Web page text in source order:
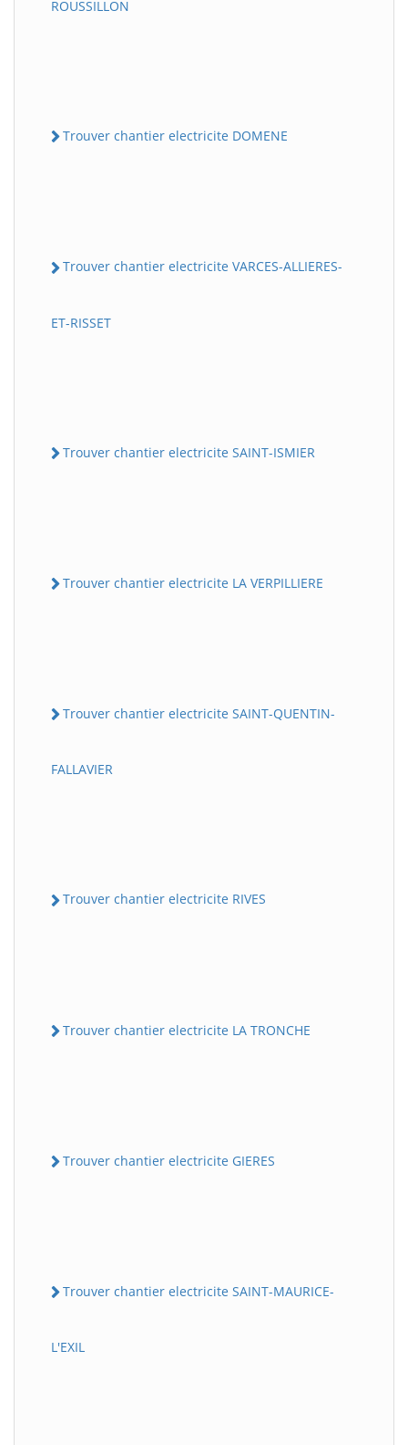
ROUSSILLON
Trouver chantier electricite DOMENE
Trouver chantier electricite VARCES-ALLIERES-
ET-RISSET
Trouver chantier electricite SAINT-ISMIER
Trouver chantier electricite LA VERPILLIERE
Trouver chantier electricite SAINT-QUENTIN-
FALLAVIER
Trouver chantier electricite RIVES
Trouver chantier electricite LA TRONCHE
Trouver chantier electricite GIERES
Trouver chantier electricite SAINT-MAURICE-
L'EXIL